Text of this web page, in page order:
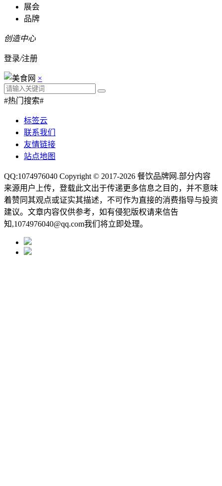
展会
品牌
创造中心
登录/注册
×
#热门搜索#
标签云
联系我们
友情链接
站点地图
QQ:1074976040 Copyright © 2017-2026 餐饮品牌网 .部分内容
来源用户上传，登载此文出于传递更多信息之目的，并不意味
着赞同其观点或证实其描述，不可作为直接的消费指导与投资
建议。文章内容仅供参考，如有侵犯版权请来信告
知,1074976040@qq.com我们将立即处理。